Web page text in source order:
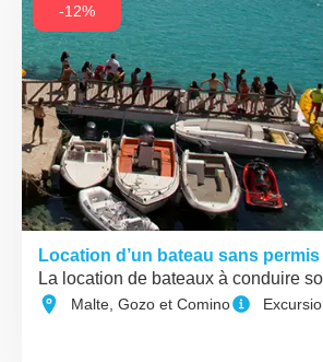
-12%
Location d’un bateau sans permis
La location de bateaux à conduire
Malte, Gozo et Comino